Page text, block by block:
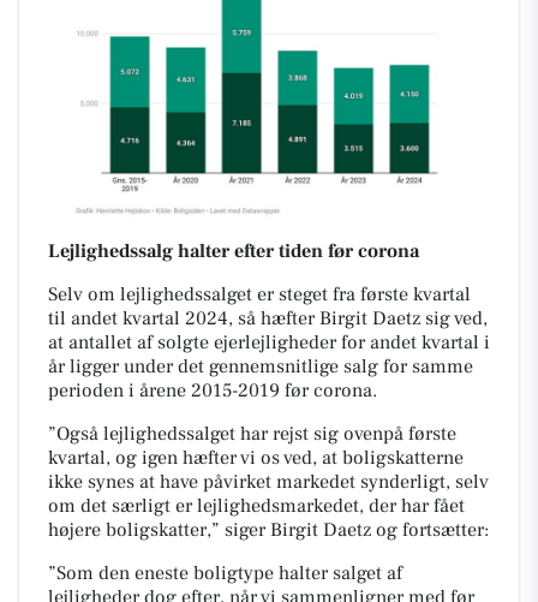
Lejlighedssalg halter efter tiden før corona
Selv om lejlighedssalget er steget fra første kvartal
til andet kvartal 2024, så hæfter Birgit Daetz sig ved,
at antallet af solgte ejerlejligheder for andet kvartal i
år ligger under det gennemsnitlige salg for samme
perioden i årene 2015-2019 før corona.
”Også lejlighedssalget har rejst sig ovenpå første
kvartal, og igen hæfter vi os ved, at boligskatterne
ikke synes at have påvirket markedet synderligt, selv
om det særligt er lejlighedsmarkedet, der har fået
højere boligskatter,” siger Birgit Daetz og fortsætter:
”Som den eneste boligtype halter salget af
lejligheder dog efter, når vi sammenligner med før